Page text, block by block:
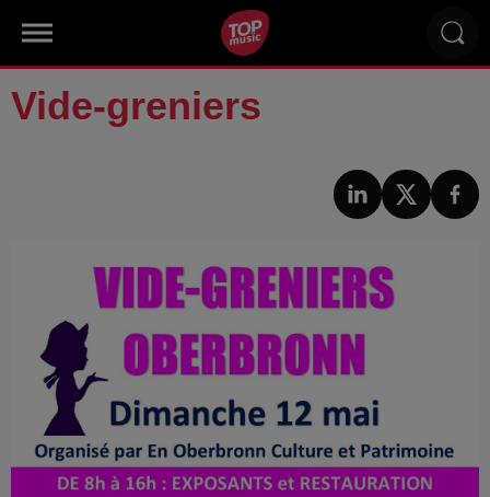
Vide-greniers